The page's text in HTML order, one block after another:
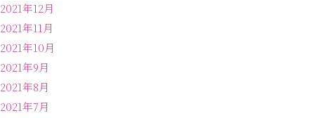
2021年12月
2021年11月
2021年10月
2021年9月
2021年8月
2021年7月